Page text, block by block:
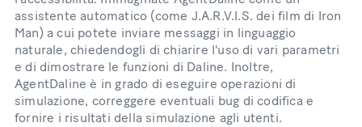
assistente automatico (come J.A.R.V.I.S. dei film di Iron
Man) a cui potete inviare messaggi in linguaggio
naturale, chiedendogli di chiarire l'uso di vari parametri
e di dimostrare le funzioni di Daline. Inoltre,
AgentDaline è in grado di eseguire operazioni di
simulazione, correggere eventuali bug di codifica e
fornire i risultati della simulazione agli utenti.